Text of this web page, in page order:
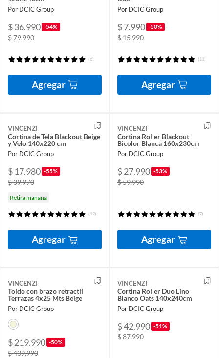
Por DCIC Group
$ 36.990 -54%
$ 79.990
(6)
Agregar
Por DCIC Group
$ 7.990 -50%
$ 15.990
(11)
Agregar
VINCENZI
Cortina de Tela Blackout Beige
y Velo 140x220 cm
Por DCIC Group
$ 17.980 -55%
$ 39.970
Retira mañana
(12)
Agregar
VINCENZI
Cortina Roller Blackout
Bicolor Blanca 160x230cm
Por DCIC Group
$ 27.990 -53%
$ 59.990
(7)
Agregar
VINCENZI
Toldo con brazo retractil
Terrazas 4x25 Mts Beige
Por DCIC Group
$ 219.990 -50%
$ 439.990
VINCENZI
Cortina Roller Duo Lino
Blanco Oats 140x240cm
Por DCIC Group
$ 42.990 -51%
$ 87.990